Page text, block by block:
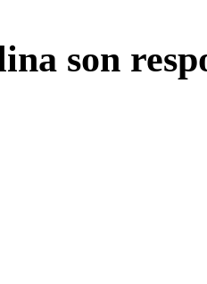
son